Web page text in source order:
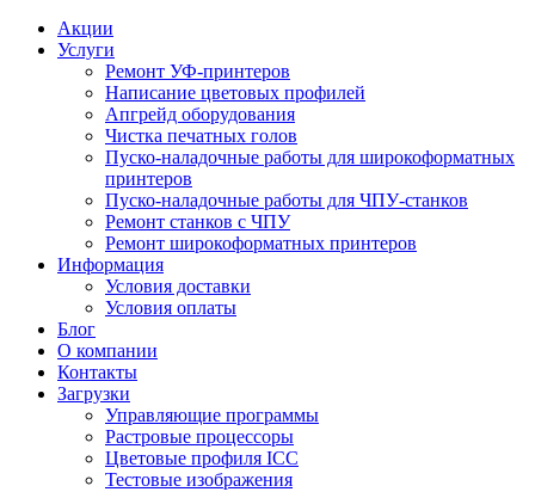
Акции
Услуги
Ремонт УФ-принтеров
Написание цветовых профилей
Апгрейд оборудования
Чистка печатных голов
Пуско-наладочные работы для широкоформатных
принтеров
Пуско-наладочные работы для ЧПУ-станков
Ремонт станков с ЧПУ
Ремонт широкоформатных принтеров
Информация
Условия доставки
Условия оплаты
Блог
О компании
Контакты
Загрузки
Управляющие программы
Растровые процессоры
Цветовые профиля ICC
Тестовые изображения